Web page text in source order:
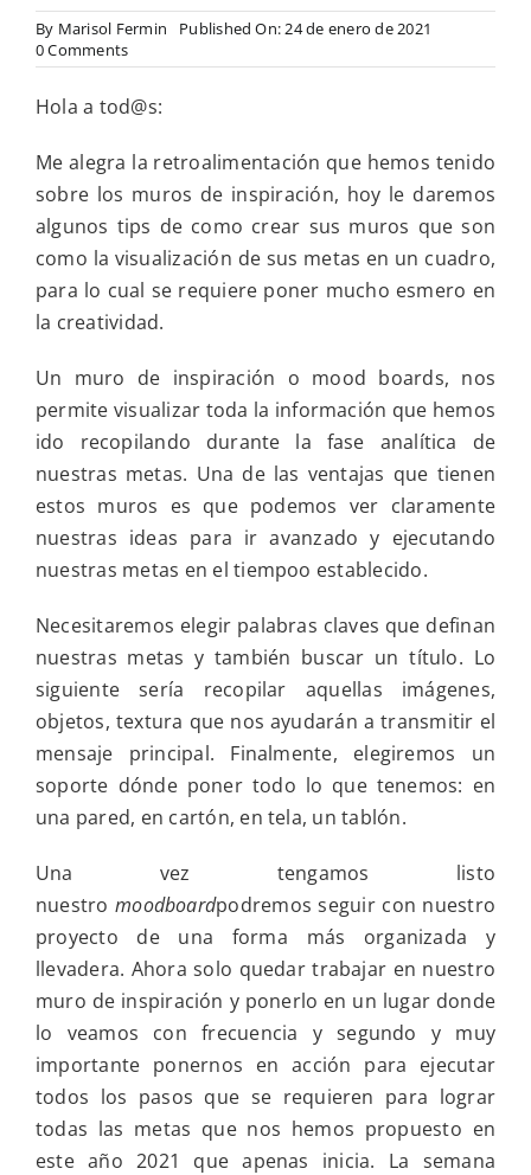
By Marisol Fermin
Published On: 24 de enero de 2021
0 Commentson
Muros
inspiración
forma
creativa
de
plasmar
tus
metas
y
en
la
personal
vive
tus
días
desde
el
Hola a tod@s:
Me alegra la retroalimentación que hemos tenido
sobre los muros de inspiración, hoy le daremos
algunos tips de como crear sus muros que son
como la visualización de sus metas en un cuadro,
para lo cual se requiere poner mucho esmero en
la creatividad.
Un muro de inspiración o mood boards, nos
permite visualizar toda la información que hemos
ido recopilando durante la fase analítica de
nuestras metas. Una de las ventajas que tienen
estos muros es que podemos ver claramente
nuestras ideas para ir avanzado y ejecutando
nuestras metas en el tiempoo establecido.
Necesitaremos elegir palabras claves que definan
nuestras metas y también buscar un título. Lo
siguiente sería recopilar aquellas imágenes,
objetos, textura que nos ayudarán a transmitir el
mensaje principal. Finalmente, elegiremos un
soporte dónde poner todo lo que tenemos: en
una pared, en cartón, en tela, un tablón.
Una vez tengamos listo
nuestromoodboardpodremos seguir con nuestro
proyecto de una forma más organizada y
llevadera. Ahora solo quedar trabajar en nuestro
muro de inspiración y ponerlo en un lugar donde
lo veamos con frecuencia y segundo y muy
importante ponernos en acción para ejecutar
todos los pasos que se requieren para lograr
todas las metas que nos hemos propuesto en
este año 2021 que apenas inicia. La semana